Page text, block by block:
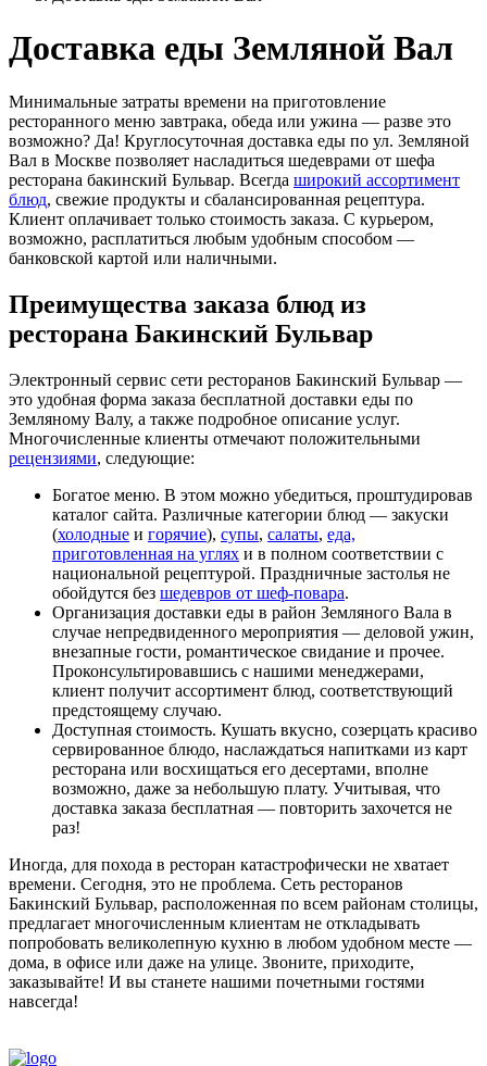
Доставка еды Земляной Вал
Минимальные затраты времени на приготовление
ресторанного меню завтрака, обеда или ужина ― разве это
возможно? Да! Круглосуточная доставка еды по ул. Земляной
Вал в Москве позволяет насладиться шедеврами от шефа
ресторана бакинский Бульвар. Всегда широкий ассортимент
блюд, свежие продукты и сбалансированная рецептура.
Клиент оплачивает только стоимость заказа. С курьером,
возможно, расплатиться любым удобным способом ―
банковской картой или наличными.
Преимущества заказа блюд из
ресторана Бакинский Бульвар
Электронный сервис сети ресторанов Бакинский Бульвар ―
это удобная форма заказа бесплатной доставки еды по
Земляному Валу, а также подробное описание услуг.
Многочисленные клиенты отмечают положительными
рецензиями, следующие:
Богатое меню. В этом можно убедиться, проштудировав
каталог сайта. Различные категории блюд ― закуски
(холодные и горячие), супы, салаты, еда,
приготовленная на углях и в полном соответствии с
национальной рецептурой. Праздничные застолья не
обойдутся без шедевров от шеф-повара.
Организация доставки еды в район Земляного Вала в
случае непредвиденного мероприятия ― деловой ужин,
внезапные гости, романтическое свидание и прочее.
Проконсультировавшись с нашими менеджерами,
клиент получит ассортимент блюд, соответствующий
предстоящему случаю.
Доступная стоимость. Кушать вкусно, созерцать красиво
сервированное блюдо, наслаждаться напитками из карт
ресторана или восхищаться его десертами, вполне
возможно, даже за небольшую плату. Учитывая, что
доставка заказа бесплатная ― повторить захочется не
раз!
Иногда, для похода в ресторан катастрофически не хватает
времени. Сегодня, это не проблема. Сеть ресторанов
Бакинский Бульвар, расположенная по всем районам столицы,
предлагает многочисленным клиентам не откладывать
попробовать великолепную кухню в любом удобном месте ―
дома, в офисе или даже на улице. Звоните, приходите,
заказывайте! И вы станете нашими почетными гостями
навсегда!